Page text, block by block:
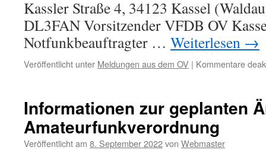
Kassler Straße 4, 34123 Kassel
DL3FAN Vorsitzender VFDB OV
Notfunkbeauftragter … Weiterlesen →
Veröffentlicht unter Meldungen aus dem OV | Kommentare
Informationen zur geplanten
Amateurfunkverordnung
Veröffentlicht am 8. September 2022von Webmaster